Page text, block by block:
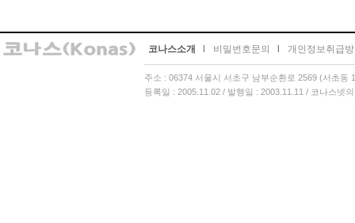
코나스소개 비밀번호문의 개인정보취급
주소 : 06374 서울시 서초구 남부순환로 2569 (서초
등록일 : 2005.11.02 / 발행일 : 2003.11.11 / 코나스넷